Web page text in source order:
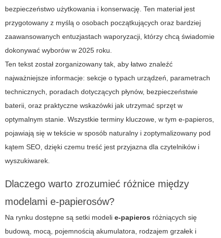
bezpieczeństwo użytkowania i konserwację. Ten materiał jest
przygotowany z myślą o osobach początkujących oraz bardziej
zaawansowanych entuzjastach waporyzacji, którzy chcą świadomie
dokonywać wyborów w 2025 roku.
Ten tekst został zorganizowany tak, aby łatwo znaleźć
najważniejsze informacje: sekcje o typach urządzeń, parametrach
technicznych, poradach dotyczących płynów, bezpieczeństwie
baterii, oraz praktyczne wskazówki jak utrzymać sprzęt w
optymalnym stanie. Wszystkie terminy kluczowe, w tym e-papieros,
pojawiają się w tekście w sposób naturalny i zoptymalizowany pod
kątem SEO, dzięki czemu treść jest przyjazna dla czytelników i
wyszukiwarek.
Dlaczego warto zrozumieć różnice między
modelami e-papierosów?
Na rynku dostępne są setki modeli e-papieros różniących się
budową, mocą, pojemnością akumulatora, rodzajem grzałek i